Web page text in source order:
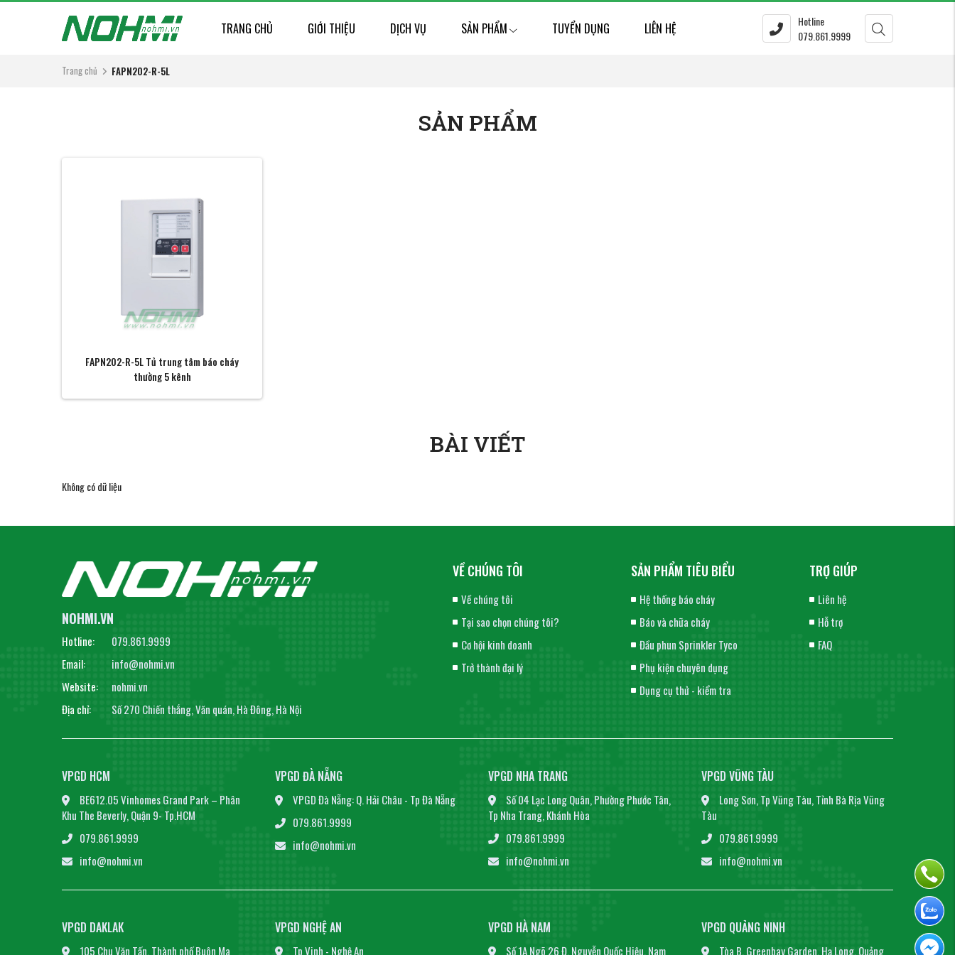
TRANG CHỦ GIỚI THIỆU DỊCH VỤ SẢN PHẨM TUYỂN DỤNG LIÊN HỆ
Hotline
079.861.9999
Trang chủ FAPN202-R-5L
SẢN PHẨM
FAPN202-R-5L Tủ trung tâm báo cháy
thường 5 kênh
BÀI VIẾT
Không có dữ liệu
NOHMI.VN
Hotline:
079.861.9999
Email:
info@nohmi.vn
Website:
nohmi.vn
Địa chỉ:
Số 270 Chiến thắng, Văn quán, Hà Đông, Hà Nội
VỀ CHÚNG TÔI
Về chúng tôi
Tại sao chọn chúng tôi?
Cơ hội kinh doanh
Trở thành đại lý
SẢN PHẨM TIÊU BIỂU
Hệ thống báo cháy
Báo và chữa cháy
Đầu phun Sprinkler Tyco
Phụ kiện chuyên dụng
Dụng cụ thử - kiểm tra
TRỢ GIÚP
Liên hệ
Hỗ trợ
FAQ
VPGD HCM
BE612.05 Vinhomes Grand Park – Phân
Khu The Beverly, Quận 9- Tp.HCM
079.861.9999
info@nohmi.vn
VPGD ĐÀ NẴNG
VPGD Đà Nẵng: Q. Hải Châu - Tp Đà Nẵng
079.861.9999
info@nohmi.vn
VPGD NHA TRANG
Số 04 Lạc Long Quân, Phường Phước Tân,
Tp Nha Trang, Khánh Hòa
079.861.9999
info@nohmi.vn
VPGD VŨNG TÀU
Long Sơn, Tp Vũng Tàu, Tỉnh Bà Rịa Vũng
Tàu
079.861.9999
info@nohmi.vn
VPGD DAKLAK
105 Chu Văn Tấn, Thành phố Buôn Ma
VPGD NGHỆ AN
Tp Vinh - Nghệ An
VPGD HÀ NAM
Số 1A Ngõ 26 Đ. Nguyễn Quốc Hiệu, Nam
VPGD QUẢNG NINH
Tòa B, Greenbay Garden, Hạ Long, Quảng